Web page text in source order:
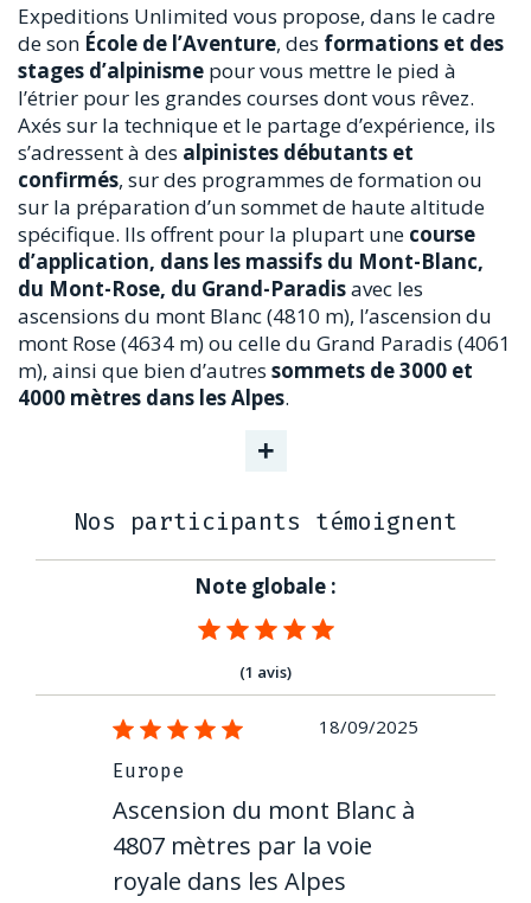
Expeditions Unlimited vous propose, dans le cadre
de son École de l’Aventure, des formations et des
stages d’alpinisme pour vous mettre le pied à
l’étrier pour les grandes courses dont vous rêvez.
Axés sur la technique et le partage d’expérience, ils
s’adressent à des alpinistes débutants et
confirmés, sur des programmes de formation ou
sur la préparation d’un sommet de haute altitude
spécifique. Ils offrent pour la plupart une course
d’application, dans les massifs du Mont-Blanc,
du Mont-Rose, du Grand-Paradisavec les
ascensions du mont Blanc (4810 m), l’ascension du
mont Rose (4634 m) ou celle du Grand Paradis (4061
m), ainsi que bien d’autres sommets de 3000 et
4000 mètres dans les Alpes.
+
Nos participants témoignent
Note globale :
(1 avis)
18/09/2025
Europe
Ascension du mont Blanc à
4807 mètres par la voie
royale dans les Alpes